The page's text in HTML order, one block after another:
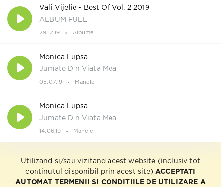
Vali Vijelie - Best Of Vol. 2 2019
ALBUM FULL
29.12.19 Albume
Monica Lupsa
Jumate Din Viata Mea
05.07.19 Manele
Monica Lupsa
Jumate Din Viata Mea
14.06.19 Manele
Utilizand si/sau vizitand acest website (inclusiv tot
continutul disponibil prin acest site) ACCEPTATI
AUTOMAT TERMENII SI CONDITIILE DE UTILIZARE A